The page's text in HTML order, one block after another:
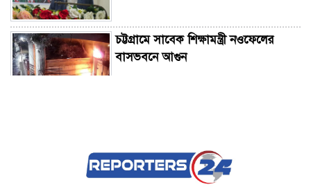
চট্টগ্রামে সাবেক শিক্ষামন্ত্রী নওফেলের
বাসভবনে আগুন
গণমাধ্যম এখনো প্রকৃত অর্থে স্বাধীন নয়:
বাগেরহাটে ডা. শফিকুর রহমান